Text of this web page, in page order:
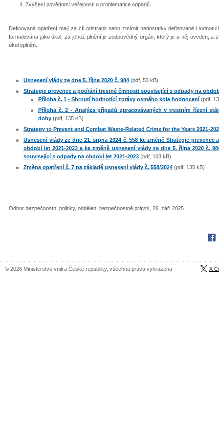
Zvýšení povědomí veřejnosti o problematice odpadů.
Definovaná opatření mají za cíl odstranit nebo zmírnit nedostatky definované
formulována jako úkol, za jehož plnění je zodpovědný orgán, který je u něj uveden,
úkol splněn.
Usnesení vlády ze dne 5. října 2020 č. 984 (pdf, 53 kB)
Strategie prevence a potírání trestné činnosti související s odpady na
Příloha č. 1 - Shrnutí hodnotící zprávy osmého kola hodnocení (pdf,
Příloha č. 2 - Analýza případů zpracovávaných v trestním řízení
doby (pdf, 135 kB)
Strategy to Prevent and Combat Waste-Related Crime for the Years 2021-
Usnesení vlády ze dne 21. srpna 2024 č. 558 ke změně Strategie
období let 2021-2023 a ke změně usnesení vlády ze dne 5. října 2020 č.
související s odpady na období let 2021-2023 (pdf, 103 kB)
Změna opatření č. 7 na základě usnesení vlády č. 558/2024 (pdf, 135 kB)
Odbor bezpečnostní politiky, oddělení bezpečnostně právní, 26. září 2025
© 2026 Ministerstvo vnitra České republiky, všechna práva vyhrazena X